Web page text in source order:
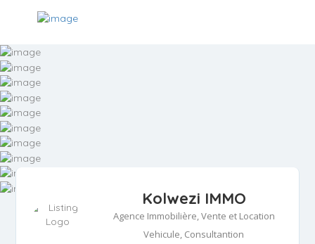
Kolwezi IMMO
Agence Immobilière, Vente et Location
Vehicule, Consultantion